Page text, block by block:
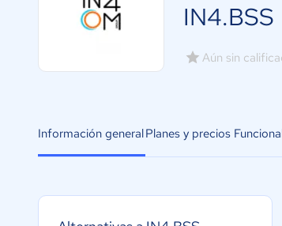
IN4.BSS
Aún sin
Información generalPlanes y precios